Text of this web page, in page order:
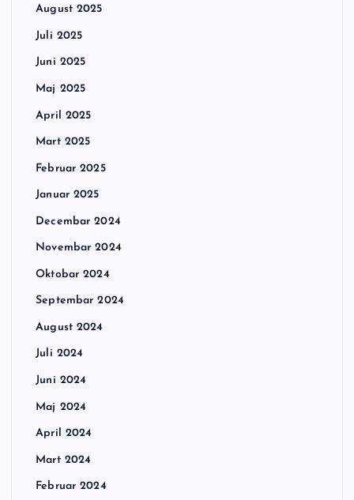
August 2025
Juli 2025
Juni 2025
Maj 2025
April 2025
Mart 2025
Februar 2025
Januar 2025
Decembar 2024
Novembar 2024
Oktobar 2024
Septembar 2024
August 2024
Juli 2024
Juni 2024
Maj 2024
April 2024
Mart 2024
Februar 2024